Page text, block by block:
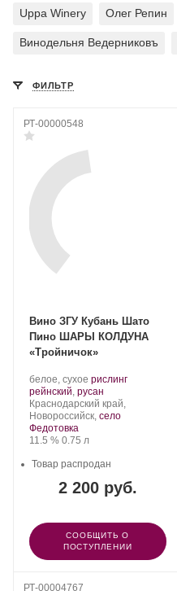
Uppa Winery Олег Репин
Винодельня Ведерниковъ
ФИЛЬТР
РТ-00000548
Вино ЗГУ Кубань Шато
Пино ШАРЫ КОЛДУНА
«Тройничок»
Производитель:
Шато
Пино.
белое, сухое .
Сорт
винограда:
рислинг
рейнский, русан
Регион:
Краснодарский край,
Новороссийск, село
Федотовка
Крепость
11.5 %. Объем
0.75 л
2 200 руб.
Товар распродан
СООБЩИТЬ О
ПОСТУПЛЕНИИ
РТ-00004767